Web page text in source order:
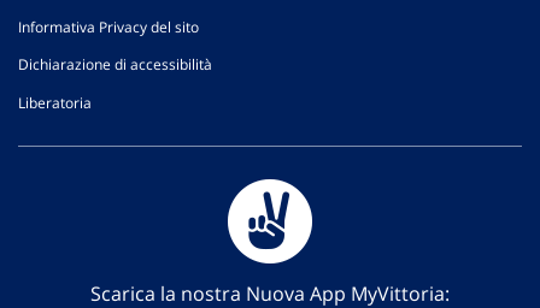
Informativa Privacy del sito
Dichiarazione di accessibilità
Liberatoria
Scarica la nostra Nuova App MyVittoria: